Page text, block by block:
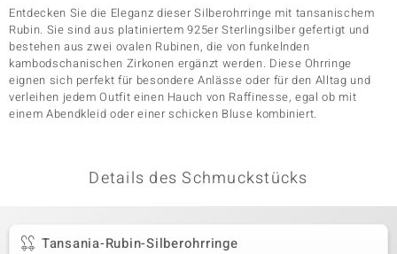
Entdecken Sie die Eleganz dieser Silberohrringe mit tansanischem
Rubin. Sie sind aus platiniertem 925er Sterlingsilber gefertigt und
bestehen aus zwei ovalen Rubinen, die von funkelnden
kambodschanischen Zirkonen ergänzt werden. Diese Ohrringe
eignen sich perfekt für besondere Anlässe oder für den Alltag und
verleihen jedem Outfit einen Hauch von Raffinesse, egal ob mit
einem Abendkleid oder einer schicken Bluse kombiniert.
Details des Schmuckstücks
Tansania-Rubin-Silberohrringe